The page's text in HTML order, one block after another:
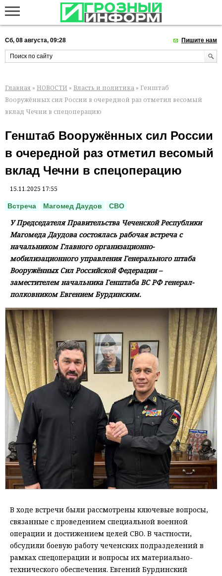
Сб, 08 августа, 09:28 Пишите нам
Главная » НОВОСТИ » Власть и политика » Генштаб
Вооружённых сил России в очередной раз отметил весомый
вклад Чечни в спецоперацию
Генштаб Вооружённых сил России
в очередной раз отметил весомый
вклад Чечни в спецоперацию
15.11.2025 17:55
Встреча Магомед Даудов СВО
У Председателя Правительства Чеченской Республики
Магомеда Даудова состоялась рабочая встреча с
начальником Главного организационно-
мобилизационного управления Генерального штаба
Вооружённых Сил Российской Федерации –
заместителем начальника Генштаба ВС РФ генерал-
полковником Евгением Бурдинским.
В ходе встречи были рассмотрены ключевые вопросы,
связанные с проведением специальной военной
операции и достижением целей СВО. В частности,
обсудили боевую работу чеченских подразделений в
рамках спецоперации и вопросы их материально-
технического обеспечения. Евгений Бурдинский